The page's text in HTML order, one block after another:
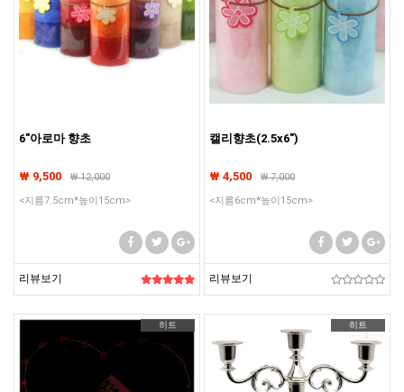
6"아로마 향초
₩ 9,500 ₩12,000
<지름7.5cm*높이15cm>
리뷰보기
캘리향초(2.5x6")
₩ 4,500 ₩7,000
<지름6cm*높이15cm>
리뷰보기
히트 히트